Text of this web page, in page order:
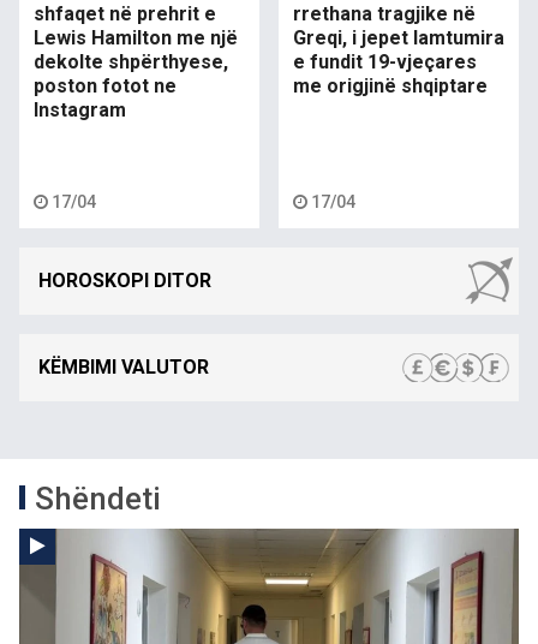
shfaqet në prehrit e
Lewis Hamilton me një
dekolte shpërthyese,
poston fotot ne
Instagram
17/04
rrethana tragjike në
Greqi, i jepet lamtumira
e fundit 19-vjeçares
me origjinë shqiptare
17/04
HOROSKOPI DITOR
KËMBIMI VALUTOR
Shëndeti